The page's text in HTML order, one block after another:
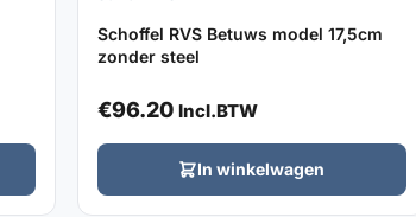
Schoffel RVS Betuws model 17,5cm
zonder steel
€96.20 Incl.BTW
In winkelwagen